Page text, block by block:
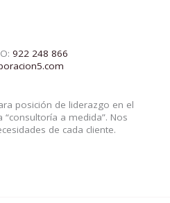
922 248 866
posición de liderazgo en el
a medida”. Nos
de cada cliente.